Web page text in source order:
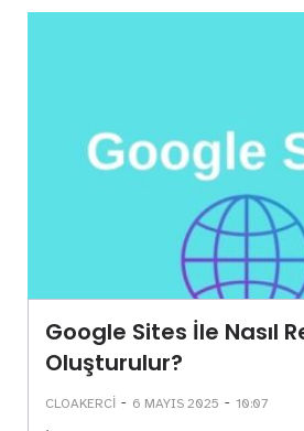
Google Sites İle Nasıl
Oluşturulur?
CLOAKERCI - 6 MAYIS 2025 - 10:07